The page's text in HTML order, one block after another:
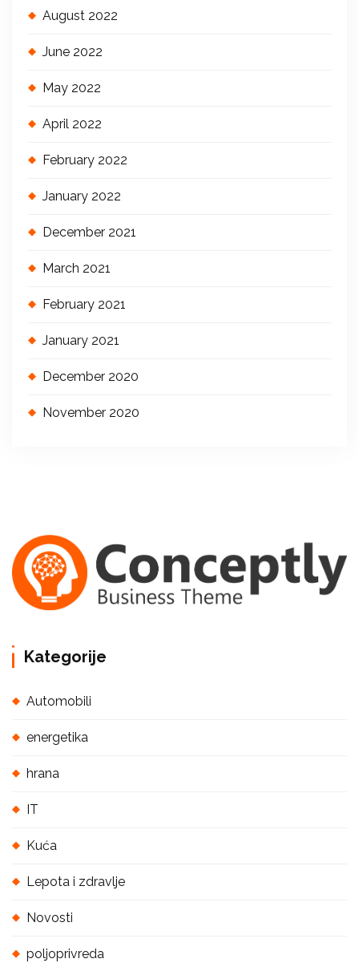
August 2022
June 2022
May 2022
April 2022
February 2022
January 2022
December 2021
March 2021
February 2021
January 2021
December 2020
November 2020
Kategorije
Automobili
energetika
hrana
IT
Kuća
Lepota i zdravlje
Novosti
poljoprivreda